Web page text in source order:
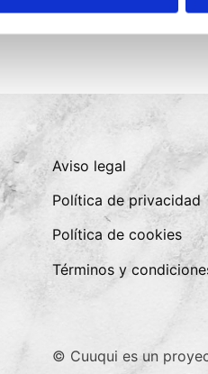
Aviso legal
Política de privacidad
Política de cookies
Términos y
© Cuuqui es un